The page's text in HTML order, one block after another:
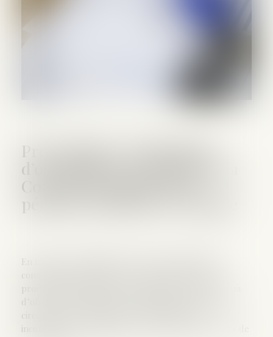
Prescription et indemnité
d’occupation : précision de la
Cour de cassation sur la
période à prendre en compte
En matière de liquidation du régime matrimonial
consécutive à un divorce, le respect des règles
procédurales s’impose avec rigueur. Le juge est tenu
d’observer le principe du contradictoire en toutes
circonstances, de motiver ses décisions sans
incohérence et d’appliquer correctement les règles de